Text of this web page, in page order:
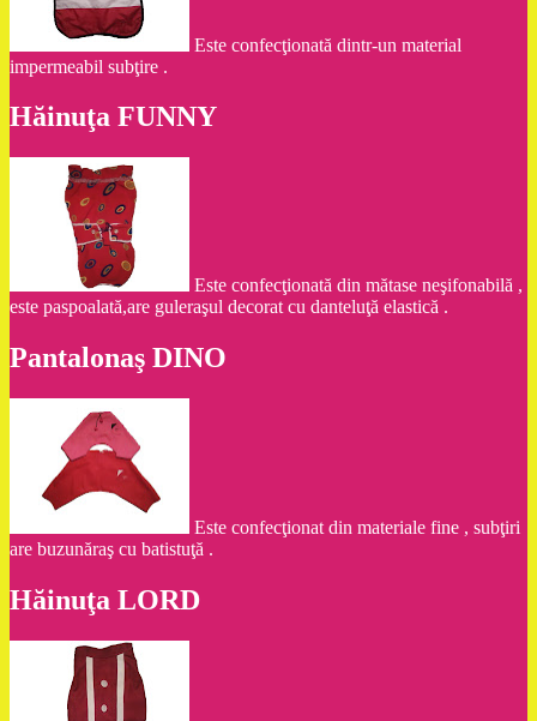
Este confecţionată dintr-un material
impermeabil subţire .
Hăinuţa FUNNY
Este confecţionată din mătase neşifonabilă ,
este paspoalată,are guleraşul decorat cu danteluţă elastică .
Pantalonaş DINO
Este confecţionat din materiale fine , subţiri
are buzunăraş cu batistuţă .
Hăinuţa LORD